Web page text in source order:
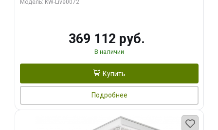
Модель: KW-Live0072
369 112 руб.
В наличии
Купить
Подробнее